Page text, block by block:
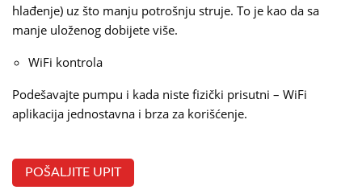
hlađenje) uz što manju potrošnju struje. To je kao da sa
manje uloženog dobijete više.
WiFi kontrola
Podešavajte pumpu i kada niste fizički prisutni – WiFi
aplikacija jednostavna i brza za korišćenje.
POŠALJITE UPIT